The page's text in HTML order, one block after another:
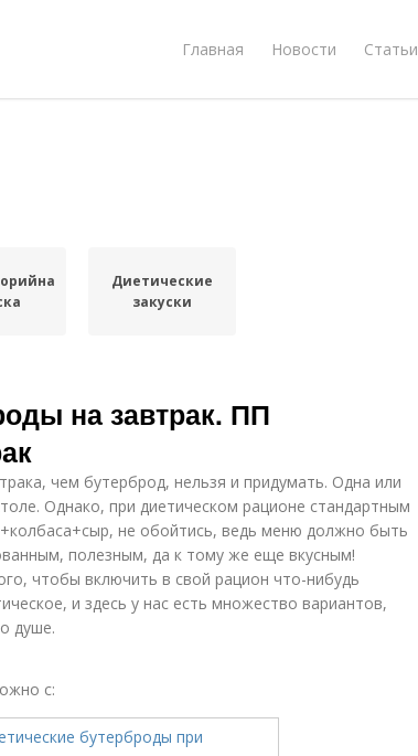
Главная Новости Статьи
Диетические
закуски
на завтрак. ПП
чем бутерброд, нельзя и придумать. Одна или
Однако, при диетическом рационе стандартным
не обойтись, ведь меню должно быть
полезным, да к тому же еще вкусным!
чтобы включить в свой рацион что-нибудь
и здесь у нас есть множество вариантов,
душе.
с: